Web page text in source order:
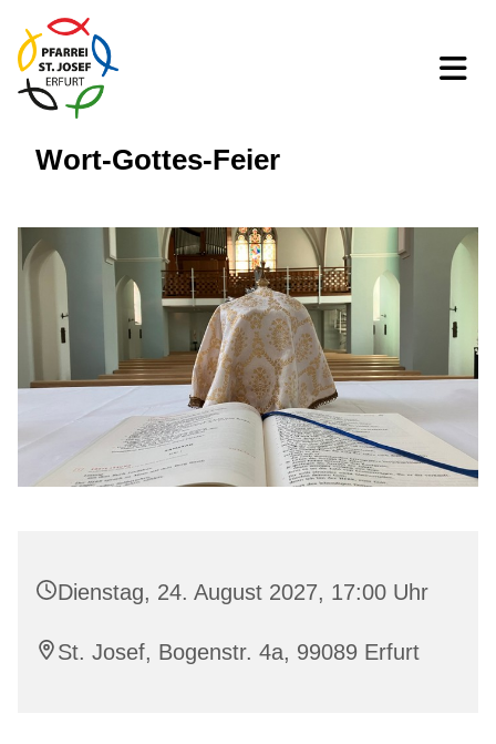
Wort-Gottes-Feier
Dienstag, 24. August 2027, 17:00 Uhr
St. Josef, Bogenstr. 4a, 99089 Erfurt